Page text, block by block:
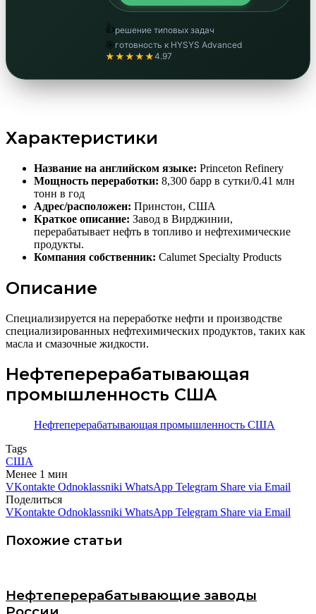
👍решение типовых задач
🎯 готовность к HYSYS Advanced
★★★★★4.97
Характеристики
Название на английском языке: Princeton Refinery
Мощность переработки: 8,300 барр в сутки/0.41 млн
тонн в год
Адрес/расположен: Принстон, США
Краткое описание: Завод в Вирджинии,
перерабатывает нефть в топливо и нефтехимические
продукты.
Компания собственник: Calumet Specialty Products
Описание
Специализируется на переработке нефти и производстве
специализированных нефтехимических продуктов, таких как
масла и смазочные жидкости.
Нефтеперерабатывающая
промышленность США
Нефтеперерабатывающая промышленность США
Tags
США
Менее 1 мин
VKontakte Odnoklassniki WhatsApp Telegram Share via Email
Поделиться
VKontakte Odnoklassniki WhatsApp Telegram Share via Email
Похожие статьи
Нефтеперерабатывающие заводы